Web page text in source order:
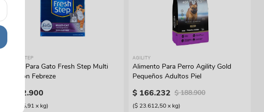
FRESH STEP
Arena Para Gato Fresh Step Multi
Cat Con Febreze
112.900
$ 9955,91x kg)
AGILITY
Alimento Para Perro Agility Gold
Pequeños Adultos Piel
$ 166.232 $ 188.900
($ 23.612,50x kg)